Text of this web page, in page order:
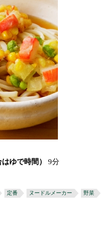
ゆで時間） 9分
定番 ヌードルメーカー 野菜